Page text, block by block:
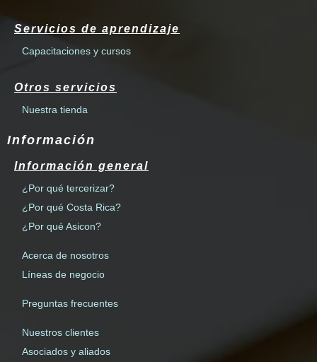
Servicios de aprendizaje
Capacitaciones y cursos
Otros servicios
Nuestra tienda
Información
Información general
¿Por qué tercerizar?
¿Por qué Costa Rica?
¿Por qué Asicon?
Acerca de nosotros
Líneas de negocio
Preguntas frecuentes
Nuestros clientes
Asociados y aliados